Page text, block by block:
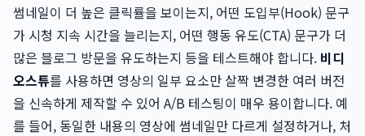
썸네일이 더 높은 클릭률을 보이는지, 어떤 도입부(Hook) 문구
가 시청 지속 시간을 늘리는지, 어떤 행동 유도(CTA) 문구가 더
많은 블로그 방문을 유도하는지 등을 테스트해야 합니다. 비디
오스튜를 사용하면 영상의 일부 요소만 살짝 변경한 여러 버전
을 신속하게 제작할 수 있어 A/B 테스팅이 매우 용이합니다. 예
를 들어, 동일한 내용의 영상에 썸네일만 다르게 설정하거나, 처